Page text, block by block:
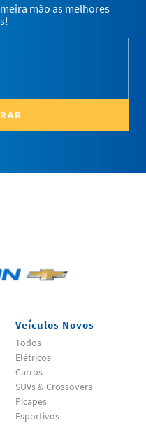
mão as melhores
Veículos Novos
Todos
Elétricos
Carros
SUVs & Crossovers
Picapes
Esportivos